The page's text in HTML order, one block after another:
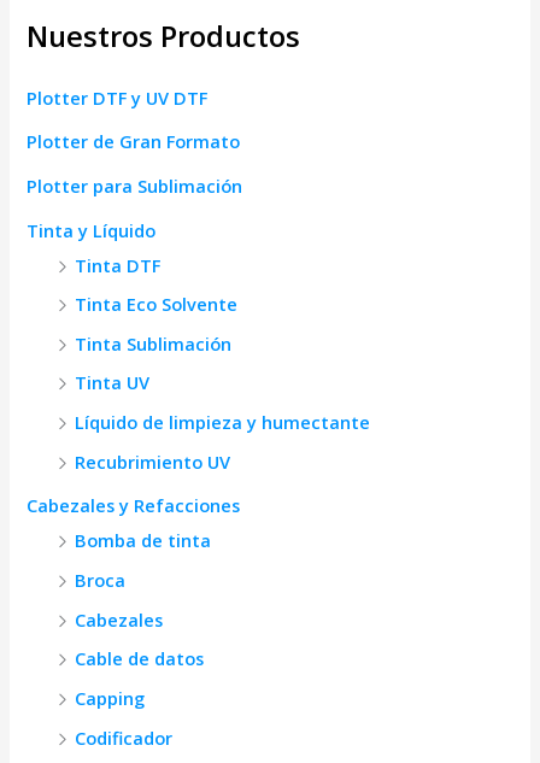
Nuestros Productos
Plotter DTF y UV DTF
Plotter de Gran Formato
Plotter para Sublimación
Tinta y Líquido
Tinta DTF
Tinta Eco Solvente
Tinta Sublimación
Tinta UV
Líquido de limpieza y humectante
Recubrimiento UV
Cabezales y Refacciones
Bomba de tinta
Broca
Cabezales
Cable de datos
Capping
Codificador